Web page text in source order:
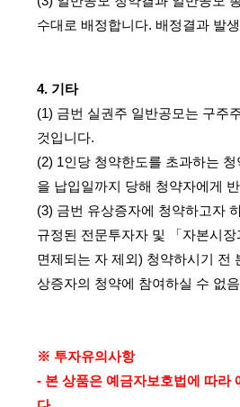
수대로 배정합니다. 배정결과 발
4. 기타
(1) 금번 실권주 일반공모는 구주
것입니다.
(2) 1인당 청약한도를 초과하는
을 납입일까지 당해 청약자에게
(3) 금번 유상증자에 청약하고자
규정된 전문투자자 및 「자본시
면제되는 자 제외 ) 청약하시기 전
상증자의 청약에 참여하실 수 없
※ 투자유의사항
- 본 상품은 예금자보호법에 따라